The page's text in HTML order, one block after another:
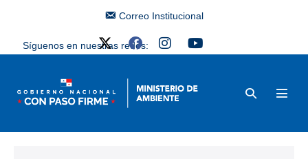
Correo Institucional
Síguenos en nuestras redes: